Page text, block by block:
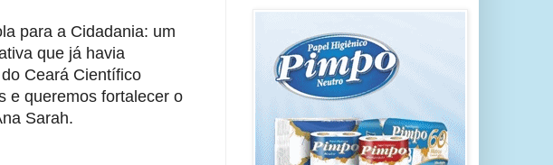
para a Cidadania: um
que já havia
Ceará Científico
e queremos fortalecer o
Sarah.